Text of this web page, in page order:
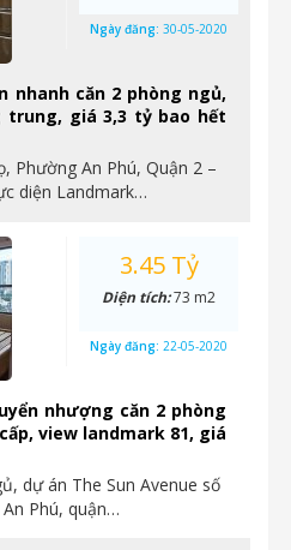
nhanh căn 2 phòng ngủ,
giá 3,3 tỷ bao hết
Phường An Phú, Quận 2 –
diện Landmark…
Ngày đăng: 30-05-2020
nhượng căn 2 phòng
view landmark 81, giá
dự án The Sun Avenue số
Phú, quận…
3.45 Tỷ
Diện tích:73 m2
Ngày đăng: 22-05-2020